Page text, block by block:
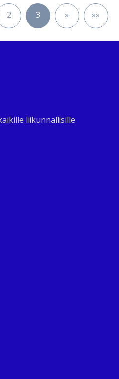
2 3 » »»
liikunnallisille